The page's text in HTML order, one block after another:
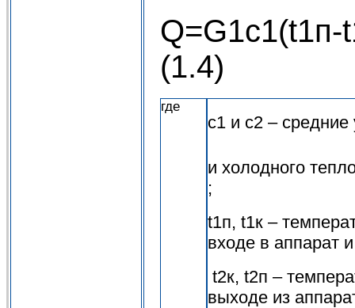
(1.4)
где
c1 и с2 – средние
и холодного
;
t1п, t1к –
входе в аппарат
t2к, t2п –
выходе из